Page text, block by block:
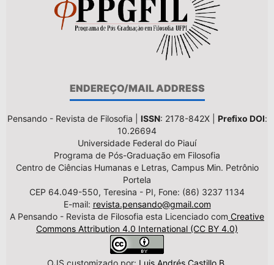
ENDEREÇO/MAIL ADDRESS
Pensando - Revista de Filosofia | ISSN: 2178-842X | Prefixo DOI:
10.26694
Universidade Federal do Piauí
Programa de Pós-Graduação em Filosofia
Centro de Ciências Humanas e Letras, Campus Min. Petrônio
Portela
CEP 64.049-550, Teresina - PI, Fone: (86) 3237 1134
E-mail: revista.pensando@gmail.com
A Pensando - Revista de Filosofia esta Licenciado com Creative
Commons Attribution 4.0 International (CC BY 4.0)
OJS customizado por: Luis Andrés Castillo B.